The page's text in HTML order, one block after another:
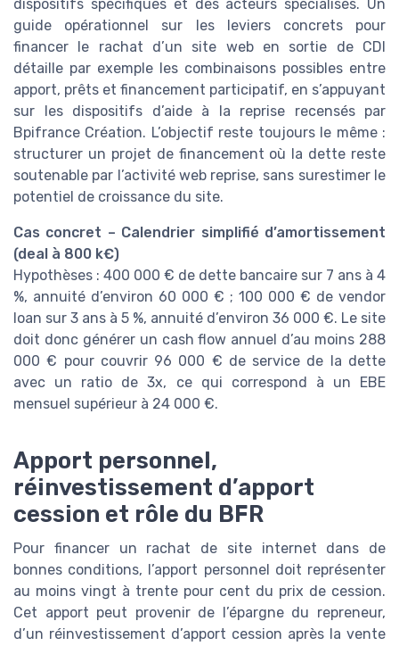
dispositifs spécifiques et des acteurs spécialisés. Un
guide opérationnel sur les leviers concrets pour
financer le rachat d’un site web en sortie de CDI
détaille par exemple les combinaisons possibles entre
apport, prêts et financement participatif, en s’appuyant
sur les dispositifs d’aide à la reprise recensés par
Bpifrance Création. L’objectif reste toujours le même :
structurer un projet de financement où la dette reste
soutenable par l’activité web reprise, sans surestimer le
potentiel de croissance du site.
Cas concret – Calendrier simplifié d’amortissement
(deal à 800 k€)
Hypothèses : 400 000 € de dette bancaire sur 7 ans à 4
%, annuité d’environ 60 000 € ; 100 000 € de vendor
loan sur 3 ans à 5 %, annuité d’environ 36 000 €. Le site
doit donc générer un cash flow annuel d’au moins 288
000 € pour couvrir 96 000 € de service de la dette
avec un ratio de 3x, ce qui correspond à un EBE
mensuel supérieur à 24 000 €.
Apport personnel,
réinvestissement d’apport
cession et rôle du BFR
Pour financer un rachat de site internet dans de
bonnes conditions, l’apport personnel doit représenter
au moins vingt à trente pour cent du prix de cession.
Cet apport peut provenir de l’épargne du repreneur,
d’un réinvestissement d’apport cession après la vente